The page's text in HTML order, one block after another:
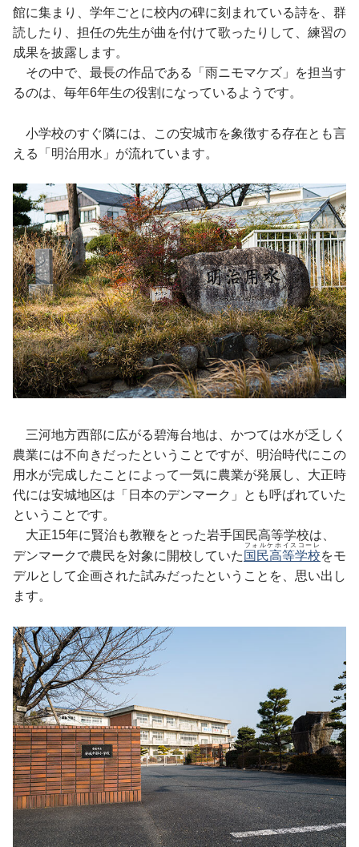
館に集まり、学年ごとに校内の碑に刻まれている詩を、群
読したり、担任の先生が曲を付けて歌ったりして、練習の
成果を披露します。
その中で、最長の作品である「雨ニモマケズ」を担当す
るのは、毎年6年生の役割になっているようです。
小学校のすぐ隣には、この安城市を象徴する存在とも言
える「明治用水」が流れています。
三河地方西部に広がる碧海台地は、かつては水が乏しく
農業には不向きだったということですが、明治時代にこの
用水が完成したことによって一気に農業が発展し、大正時
代には安城地区は「日本のデンマーク」とも呼ばれていた
ということです。
大正15年に賢治も教鞭をとった岩手国民高等学校は、
デンマークで農民を対象に開校していた 国民高等学校
フォルケホイスコーレ
をモ
デルとして企画された試みだったということを、思い出し
ます。